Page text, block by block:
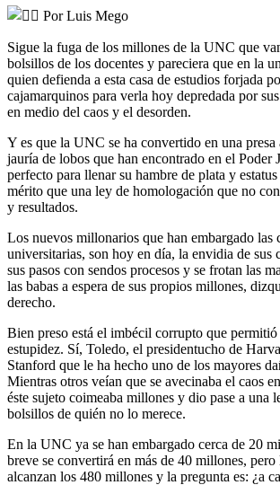
Por Luis Mego
Sigue la fuga de los millones de la UNC que
bolsillos de los docentes y pareciera que en la
quien defienda a esta casa de estudios forjada
cajamarquinos para verla hoy depredada por
en medio del caos y el desorden.
Y es que la UNC se ha convertido en una presa
jauría de lobos que han encontrado en el Poder
perfecto para llenar su hambre de plata y
mérito que una ley de homologación que no
y resultados.
Los nuevos millonarios que han embargado las
universitarias, son hoy en día, la envidia de sus
sus pasos con sendos procesos y se frotan las
las babas a espera de sus propios millones,
derecho.
Bien preso está el imbécil corrupto que permitió
estupidez. Sí, Toledo, el presidentucho de
Stanford que le ha hecho uno de los mayores
Mientras otros veían que se avecinaba el caos
éste sujeto coimeaba millones y dio pase a una
bolsillos de quién no lo merece.
En la UNC ya se han embargado cerca de 20
breve se convertirá en más de 40 millones, pero
alcanzan los 480 millones y la pregunta es: ¿a